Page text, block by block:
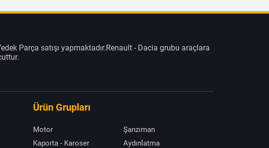
Parça satışı yapmaktadır.Renault - Dacia grubu araçlara
Ürün Grupları
Motor
Şanzıman
Kaporta - Karoser
Aydınlatma